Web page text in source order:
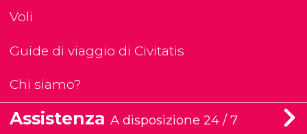
Voli
Guide di viaggio di Civitatis
Chi siamo?
Assistenza A disposizione 24 / 7